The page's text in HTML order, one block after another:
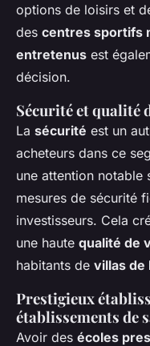
options de loisirs et
des centres sportifs
entretenus est
décision.
Sécurité et qualité
La sécurité est un
acheteurs dans ce
une attention notable
mesures de sécurité
investisseurs. Cela
une haute qualité de
habitants de villas de
Prestigieux
établissements de
Avoir des écoles